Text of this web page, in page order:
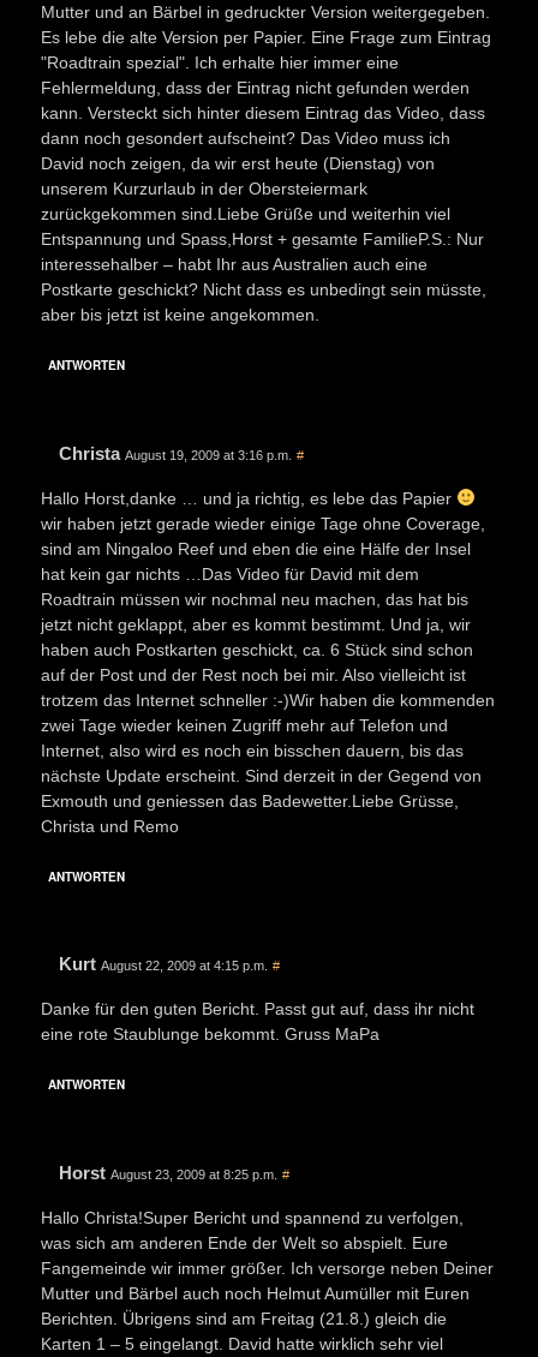
Mutter und an Bärbel in gedruckter Version weitergegeben.
Es lebe die alte Version per Papier. Eine Frage zum Eintrag
"Roadtrain spezial". Ich erhalte hier immer eine
Fehlermeldung, dass der Eintrag nicht gefunden werden
kann. Versteckt sich hinter diesem Eintrag das Video, dass
dann noch gesondert aufscheint? Das Video muss ich
David noch zeigen, da wir erst heute (Dienstag) von
unserem Kurzurlaub in der Obersteiermark
zurückgekommen sind.Liebe Grüße und weiterhin viel
Entspannung und Spass,Horst + gesamte FamilieP.S.: Nur
interessehalber – habt Ihr aus Australien auch eine
Postkarte geschickt? Nicht dass es unbedingt sein müsste,
aber bis jetzt ist keine angekommen.
ANTWORTEN
Christa August 19, 2009 at 3:16 p.m. #
Hallo Horst,danke … und ja richtig, es lebe das Papier
wir haben jetzt gerade wieder einige Tage ohne Coverage,
sind am Ningaloo Reef und eben die eine Hälfe der Insel
hat kein gar nichts …Das Video für David mit dem
Roadtrain müssen wir nochmal neu machen, das hat bis
jetzt nicht geklappt, aber es kommt bestimmt. Und ja, wir
haben auch Postkarten geschickt, ca. 6 Stück sind schon
auf der Post und der Rest noch bei mir. Also vielleicht ist
trotzem das Internet schneller :-)Wir haben die kommenden
zwei Tage wieder keinen Zugriff mehr auf Telefon und
Internet, also wird es noch ein bisschen dauern, bis das
nächste Update erscheint. Sind derzeit in der Gegend von
Exmouth und geniessen das Badewetter.Liebe Grüsse,
Christa und Remo
ANTWORTEN
Kurt August 22, 2009 at 4:15 p.m. #
Danke für den guten Bericht. Passt gut auf, dass ihr nicht
eine rote Staublunge bekommt. Gruss MaPa
ANTWORTEN
Horst August 23, 2009 at 8:25 p.m. #
Hallo Christa!Super Bericht und spannend zu verfolgen,
was sich am anderen Ende der Welt so abspielt. Eure
Fangemeinde wir immer größer. Ich versorge neben Deiner
Mutter und Bärbel auch noch Helmut Aumüller mit Euren
Berichten. Übrigens sind am Freitag (21.8.) gleich die
Karten 1 – 5 eingelangt. David hatte wirklich sehr viel